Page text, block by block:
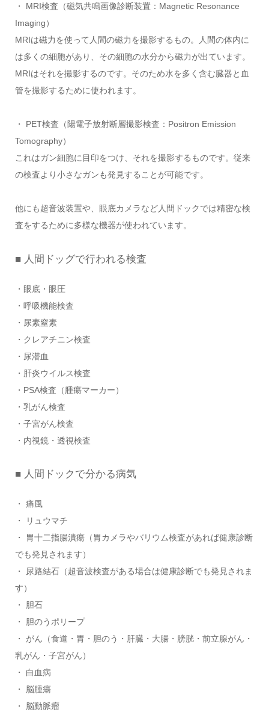
・ MRI検査（磁気共鳴画像診断装置：Magnetic Resonance
Imaging）
MRIは磁力を使って人間の磁力を撮影するもの。人間の体内に
は多くの細胞があり、その細胞の水分から磁力が出ています。
MRIはそれを撮影するのです。そのため水を多く含む臓器と血
管を撮影するために使われます。
・ PET検査（陽電子放射断層撮影検査：Positron Emission
Tomography）
これはガン細胞に目印をつけ、それを撮影するものです。従来
の検査より小さなガンも発見することが可能です。
他にも超音波装置や、眼底カメラなど人間ドックでは精密な検
査をするために多様な機器が使われています。
■ 人間ドッグで行われる検査
・眼底・眼圧
・呼吸機能検査
・尿素窒素
・クレアチニン検査
・尿潜血
・肝炎ウイルス検査
・PSA検査（腫瘍マーカー）
・乳がん検査
・子宮がん検査
・内視鏡・透視検査
■ 人間ドックで分かる病気
・ 痛風
・ リュウマチ
・ 胃十二指腸潰瘍（胃カメラやバリウム検査があれば健康診断
でも発見されます）
・ 尿路結石（超音波検査がある場合は健康診断でも発見されま
す）
・ 胆石
・ 胆のうポリープ
・ がん（食道・胃・胆のう・肝臓・大腸・膀胱・前立腺がん・
乳がん・子宮がん）
・ 白血病
・ 脳腫瘍
・ 脳動脈瘤